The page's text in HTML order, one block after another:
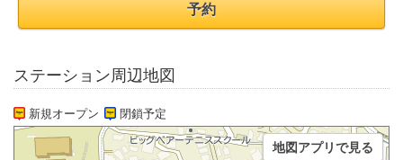
予約
ステーション周辺地図
新規オープン 閉鎖予定
地図アプリで見る